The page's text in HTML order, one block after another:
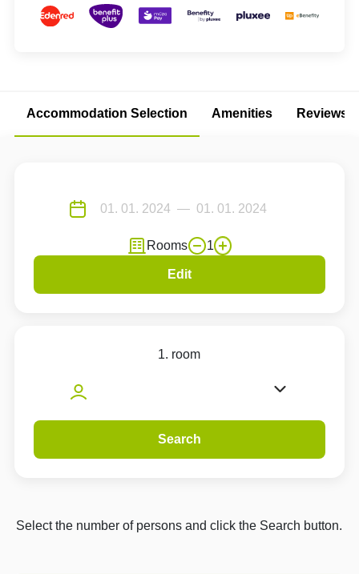
Accommodation Selection Amenities Reviews
Rooms 1
Edit
1. room
Search
Select the number of persons and click the Search button.